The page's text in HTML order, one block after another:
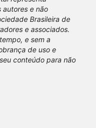
autores e não
Brasileira de
e associados.
e sem a
de uso e
conteúdo para não